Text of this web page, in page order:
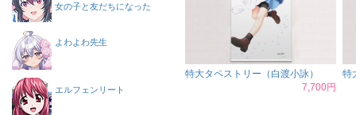
特大タペストリー（白渡小詠）
7,700円
特
女の子と友だちになった
よわよわ先生
エルフェンリート